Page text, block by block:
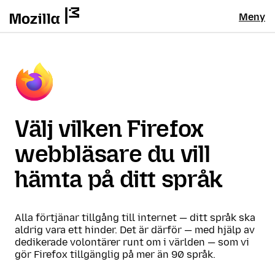
Meny
Välj vilken Firefox
webbläsare du vill
hämta på ditt språk
Alla förtjänar tillgång till internet — ditt språk ska
aldrig vara ett hinder. Det är därför — med hjälp av
dedikerade volontärer runt om i världen — som vi
gör Firefox tillgänglig på mer än 90 språk.